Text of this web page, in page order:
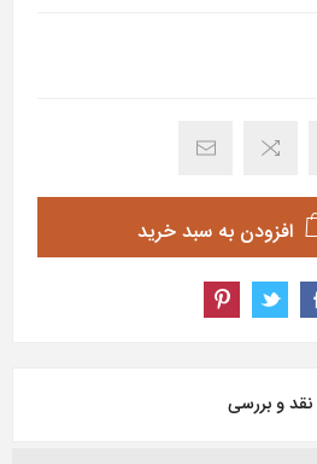
افزودن به سبد خرید
نقد و بررسی